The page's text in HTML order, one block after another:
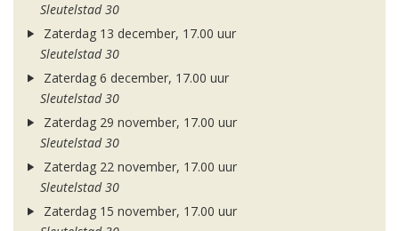
Sleutelstad 30
Zaterdag 13 december, 17.00 uur
Sleutelstad 30
Zaterdag 6 december, 17.00 uur
Sleutelstad 30
Zaterdag 29 november, 17.00 uur
Sleutelstad 30
Zaterdag 22 november, 17.00 uur
Sleutelstad 30
Zaterdag 15 november, 17.00 uur